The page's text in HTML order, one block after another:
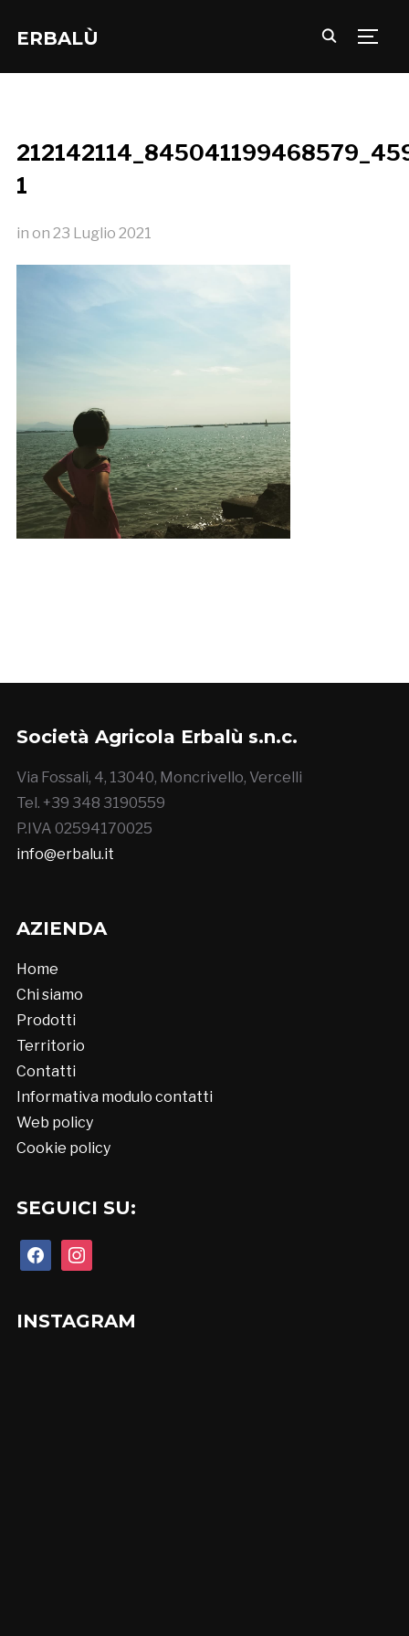
ERBALÙ
1
in on 23 Luglio 2021
Società Agricola Erbalù s.n.c.
Via Fossali, 4, 13040, Moncrivello, Vercelli
Tel. +39 348 3190559
P.IVA 02594170025
info@erbalu.it
AZIENDA
Home
Chi siamo
Prodotti
Territorio
Contatti
Informativa modulo contatti
Web policy
Cookie policy
SEGUICI SU:
facebookinstagram
INSTAGRAM